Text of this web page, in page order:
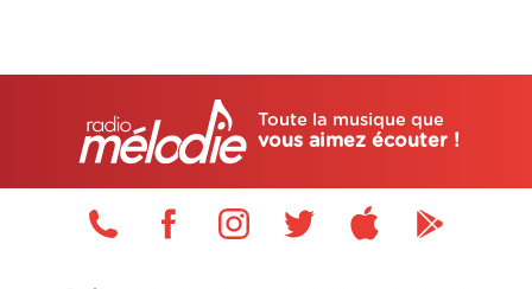
Toute la musique que
vous aimez écouter !